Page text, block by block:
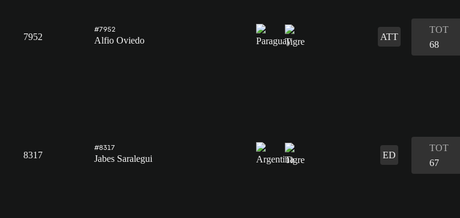
7952
#7952
Alfio Oviedo ATT
TOT
68
8317
#8317
Jabes Saralegui ED
TOT
67